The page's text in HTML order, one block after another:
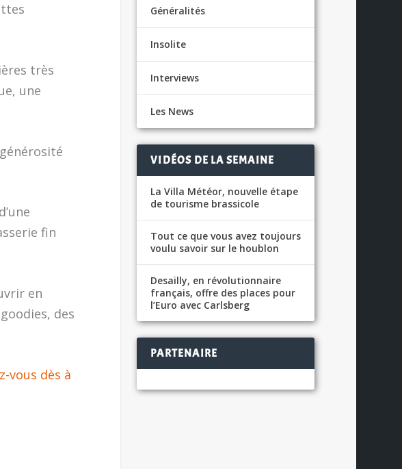
très
une
fin
en
des
vous dès à
Généralités
Insolite
Interviews
Les News
VIDÉOS DE LA SEMAINE
La Villa Météor, nouvelle étape
de tourisme brassicole
Tout ce que vous avez toujours
voulu savoir sur le houblon
Desailly, en révolutionnaire
français, offre des places pour
l’Euro avec Carlsberg
PARTENAIRE